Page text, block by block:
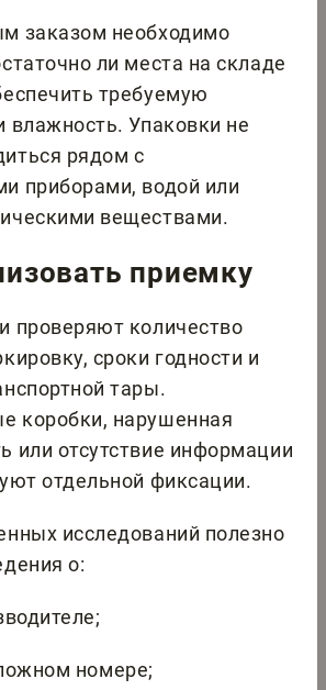
заказом необходимо
ли места на складе
требуемую
влажность. Упаковки не
рядом с
приборами, водой или
веществами.
приемку
проверяют количество
сроки годности и
тары.
коробки, нарушенная
или отсутствие информации
отдельной фиксации.
исследований полезно
о:
номере;